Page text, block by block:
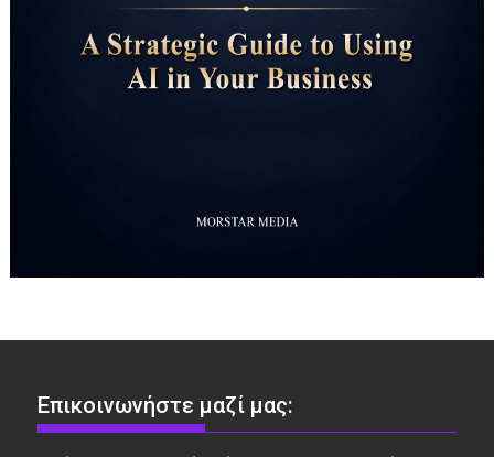
Επικοινωνήστε μαζί μας: